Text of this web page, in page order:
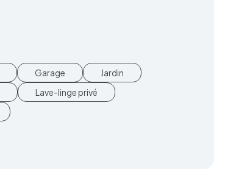
Garage
Jardin
Lave-linge privé